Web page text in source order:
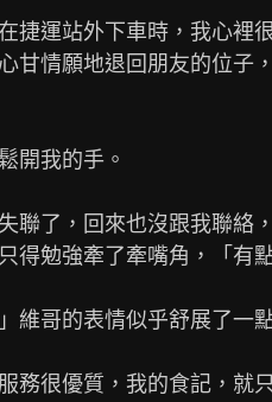
捷運站外下車時，我心裡
甘情願地退回朋友的位子
開我的手。
聯了，回來也沒跟我聯絡
得勉強牽了牽嘴角，「有點
維哥的表情似乎舒展了一
務很優質，我的食記，就